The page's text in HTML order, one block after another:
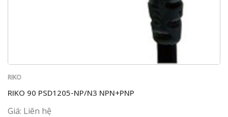
RIKO
RIKO 90 PSD1205-NP/N3 NPN+PNP
Giá: Liên hệ